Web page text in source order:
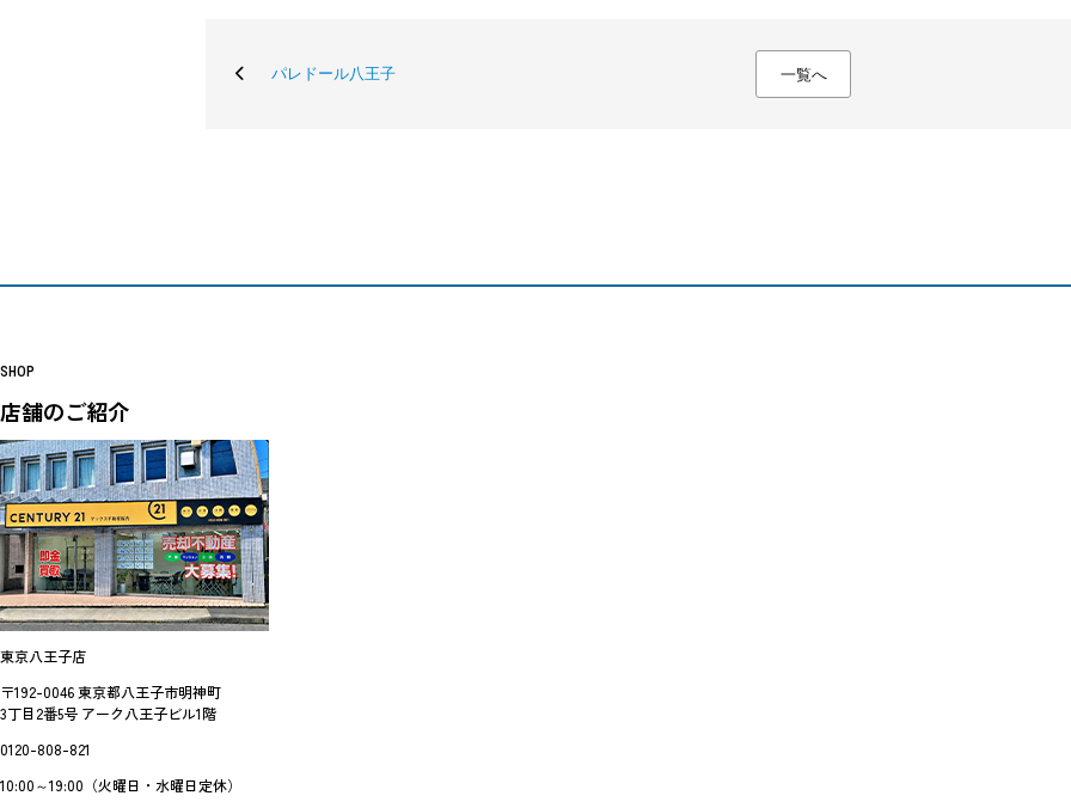
パレドール八王子 一覧へ
SHOP
店舗のご紹介
東京八王子店
〒192-0046 東京都八王子市明神町
3丁目2番5号 アーク八王子ビル1階
0120-808-821
10:00～19:00（火曜日・水曜日定休）